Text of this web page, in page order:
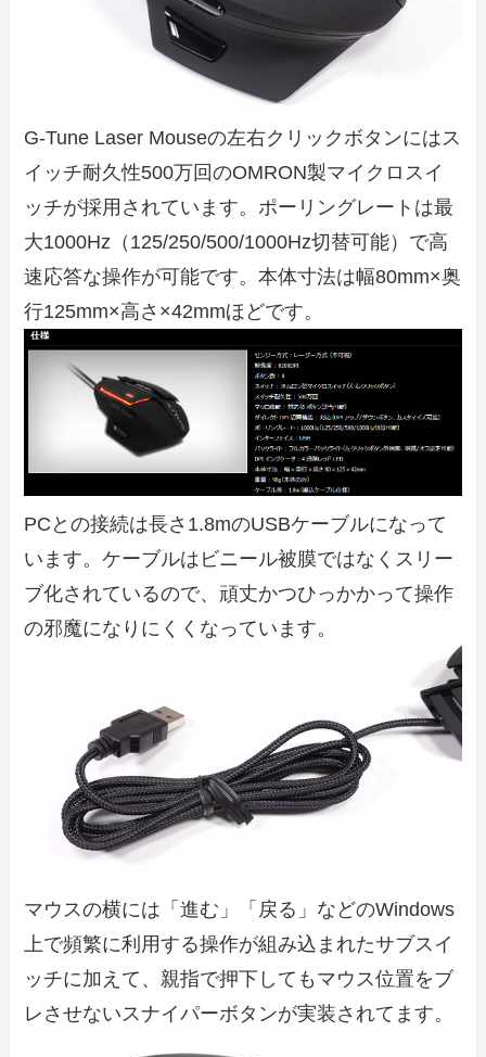
G-Tune Laser Mouseの左右クリックボタンにはス
イッチ耐久性500万回のOMRON製マイクロスイ
ッチが採用されています。ポーリングレートは最
大1000Hz（125/250/500/1000Hz切替可能）で高
速応答な操作が可能です。本体寸法は幅80mm×奥
行125mm×高さ×42mmほどです。
PCとの接続は長さ1.8mのUSBケーブルになって
います。ケーブルはビニール被膜ではなくスリー
ブ化されているので、頑丈かつひっかかって操作
の邪魔になりにくくなっています。
マウスの横には「進む」「戻る」などのWindows
上で頻繁に利用する操作が組み込まれたサブスイ
ッチに加えて、親指で押下してもマウス位置をブ
レさせないスナイパーボタンが実装されてます。